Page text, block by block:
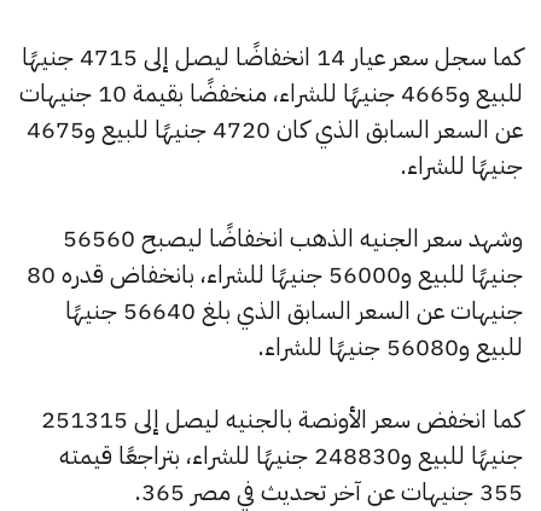
كما سجل سعر عيار 14 انخفاضًا ليصل إلى 4715 جنيهًا
للبيع و4665 جنيهًا للشراء، منخفضًا بقيمة 10 جنيهات
عن السعر السابق الذي كان 4720 جنيهًا للبيع و4675
جنيهًا للشراء.
وشهد سعر الجنيه الذهب انخفاضًا ليصبح 56560
جنيهًا للبيع و56000 جنيهًا للشراء، بانخفاض قدره 80
جنيهات عن السعر السابق الذي بلغ 56640 جنيهًا
للبيع و56080 جنيهًا للشراء.
كما انخفض سعر الأونصة بالجنيه ليصل إلى 251315
جنيهًا للبيع و248830 جنيهًا للشراء، بتراجعًا قيمته
355 جنيهات عن آخر تحديث في مصر 365.